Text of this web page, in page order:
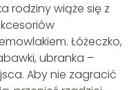
rodziny wiąże się z
Łóżeczko,
ubranka –
Aby nie zagracić